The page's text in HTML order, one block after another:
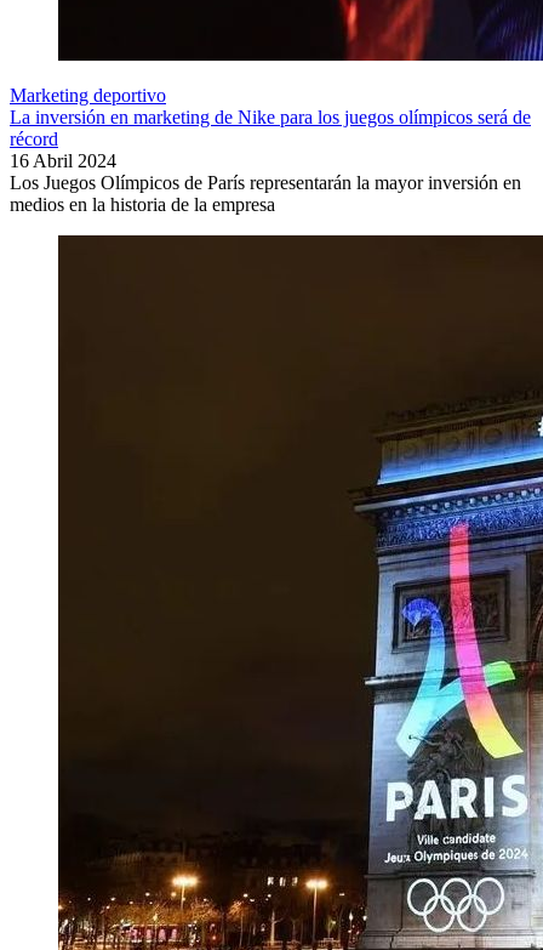
Marketing deportivo
La inversión en marketing de Nike para los juegos olímpicos será de
récord
16 Abril 2024
Los Juegos Olímpicos de París representarán la mayor inversión en
medios en la historia de la empresa